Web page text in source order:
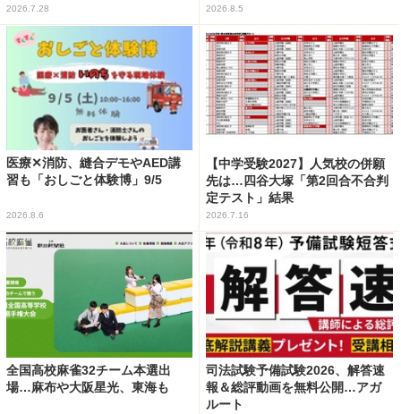
2026.7.28 2026.8.5
医療✕消防、縫合デモやAED講
習も「おしごと体験博」9/5
2026.8.6
【中学受験2027】人気校の併願
先は…四谷大塚「第2回合不合判
定テスト」結果
2026.7.16
全国高校麻雀32チーム本選出
場…麻布や大阪星光、東海も
司法試験予備試験2026、解答速
報＆総評動画を無料公開…アガ
ルート